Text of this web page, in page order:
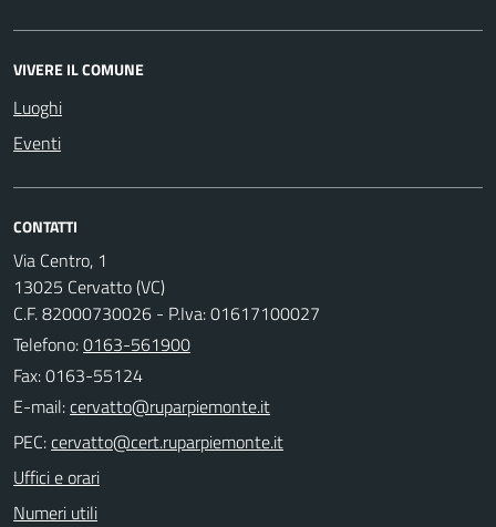
VIVERE IL COMUNE
Luoghi
Eventi
CONTATTI
Via Centro, 1
13025 Cervatto (VC)
C.F. 82000730026 - P.Iva: 01617100027
Telefono:0163-561900
Fax: 0163-55124
E-mail:
PEC:
Uffici e orari
Numeri utili